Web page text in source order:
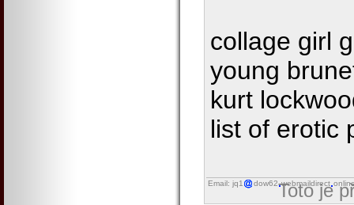
collage girl
young
kurt
list of erotic
Email: jq1 dow62 webmaildirect
Toto je